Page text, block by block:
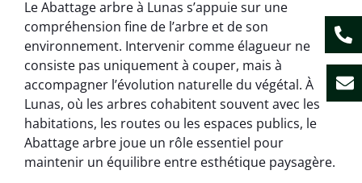
Le Abattage arbre à Lunas s’appuie sur une
compréhension fine de l’arbre et de son
environnement. Intervenir comme élagueur ne
consiste pas uniquement à couper, mais à
accompagner l’évolution naturelle du végétal. À
Lunas, où les arbres cohabitent souvent avec les
habitations, les routes ou les espaces publics, le
Abattage arbre joue un rôle essentiel pour
maintenir un équilibre entre esthétique paysagère.